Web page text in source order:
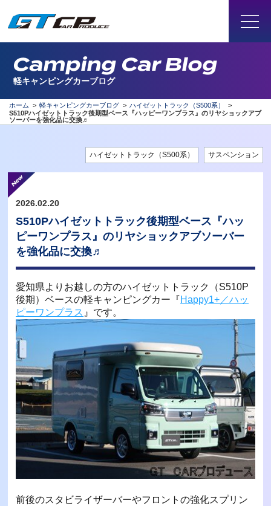
Camping Car Blog
軽キャンピングカーブログ
ホーム > 軽キャンピングカーブログ > ハイゼットトラック（S500系）
>
S510Pハイゼットトラック後期型ベース『ハッピーワンプラス』のリヤショックアブ
ソーバーを強化品に交換♬
ハイゼットトラック（S500系） サスペンション
2026.02.20
S510Pハイゼットトラック後期型ベース『ハッ
ピーワンプラス』のリヤショックアブソーバー
を強化品に交換♬
愛知県よりお越しの方のハイゼットトラック（S510P
後期）ベースの軽キャンピングカー『Happy1+／ハッ
ピーワンプラス 』です。
前後のスタビライザーバーやフロントの強化スプリン